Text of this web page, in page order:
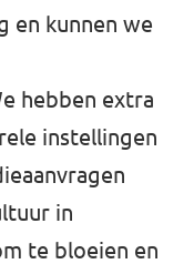
en kunnen we
hebben extra
instellingen
in
te bloeien en